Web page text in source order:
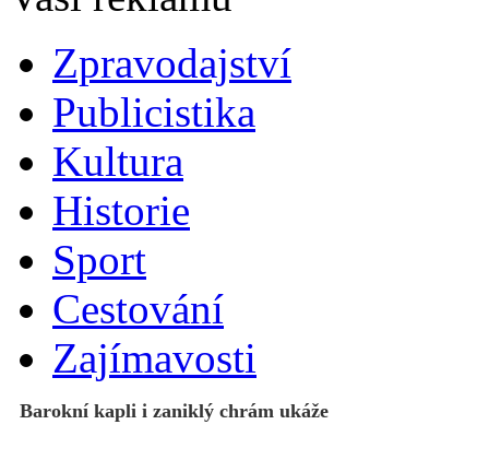
Zpravodajství
Publicistika
Kultura
Historie
Sport
Cestování
Zajímavosti
Barokní kapli i zaniklý chrám ukáže